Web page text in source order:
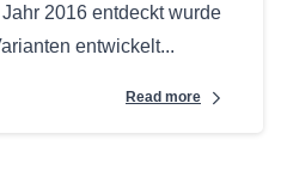
2016 entdeckt wurde
entwickelt...
Read more